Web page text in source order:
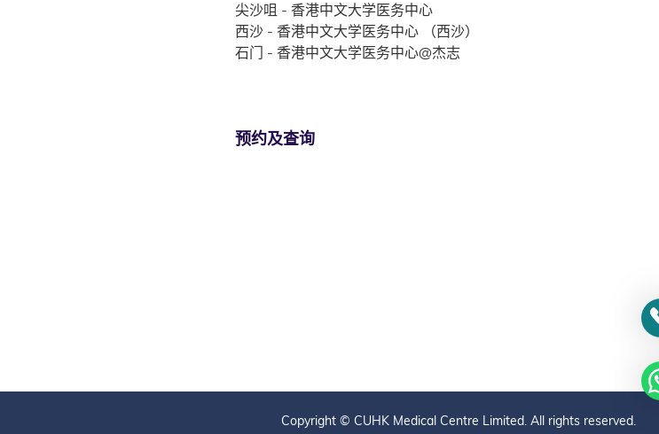
尖沙咀 - 香港中文大学医务中心
西沙 - 香港中文大学医务中心 （西沙）
石门 - 香港中文大学医务中心@杰志
预约及查询
Copyright © CUHK Medical Centre Limited. All rights reserved.